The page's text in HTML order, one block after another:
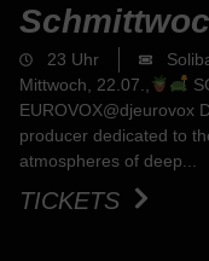
23 Uhr
Mittwoch, 22.07.,
EUROVOX@djeurovox
producer dedicated to
atmospheres of deep...
TICKETS